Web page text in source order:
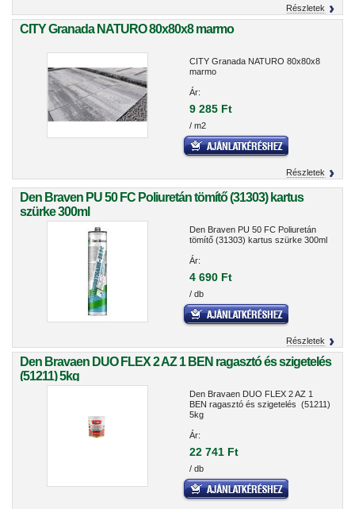
Részletek
CITY Granada NATURO 80x80x8 marmo
CITY Granada NATURO 80x80x8
marmo
Ár:
9 285 Ft
/ m2
Részletek
Den Braven PU 50 FC Poliuretán tömítő (31303) kartus
szürke 300ml
Den Braven PU 50 FC Poliuretán
tömítő (31303) kartus szürke 300ml
Ár:
4 690 Ft
/ db
Részletek
Den Bravaen DUO FLEX 2 AZ 1 BEN ragasztó és szigetelés
(51211) 5kg
Den Bravaen DUO FLEX 2 AZ 1
BEN ragasztó és szigetelés (51211)
5kg
Ár:
22 741 Ft
/ db